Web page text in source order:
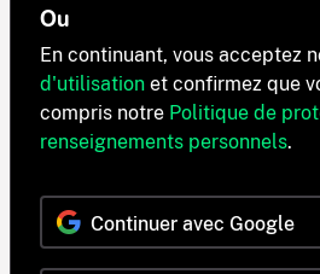
Ou
En continuant, vous acceptez
d'utilisation et confirmez que
compris notre Politique de
renseignements personnels.
Continuer avec Google